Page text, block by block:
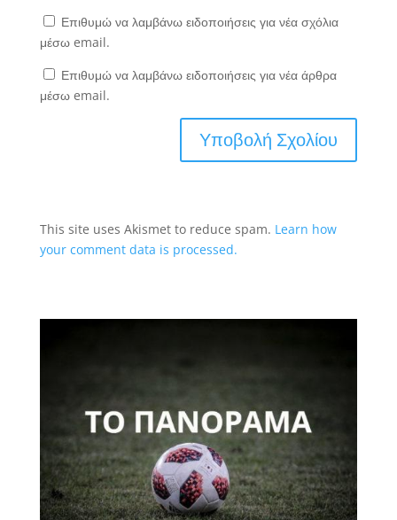
Επιθυμώ να λαμβάνω ειδοποιήσεις για νέα σχόλια
μέσω email.
Επιθυμώ να λαμβάνω ειδοποιήσεις για νέα άρθρα
μέσω email.
This site uses Akismet to reduce spam. Learn how
your comment data is processed.